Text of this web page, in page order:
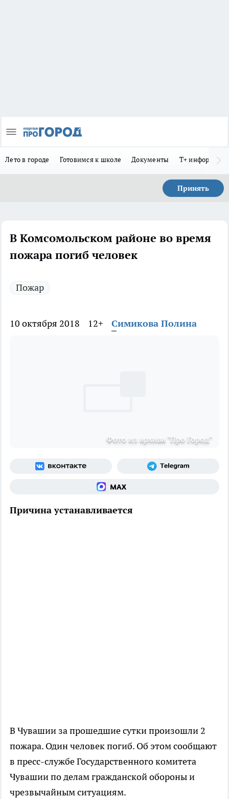
Лето в городе Готовимся к школе Документы Т+
Принять
В Комсомольском районе во время
пожара погиб человек
Пожар
10 октября 2018 12+ Симикова Полина
Фото из архива "Про Город"
Причина устанавливается
В Чувашии за прошедшие сутки произошли 2
пожара. Один человек погиб. Об этом сообщают
в пресс-службе Государственного комитета
Чувашии по делам гражданской обороны и
чрезвычайным ситуациям.